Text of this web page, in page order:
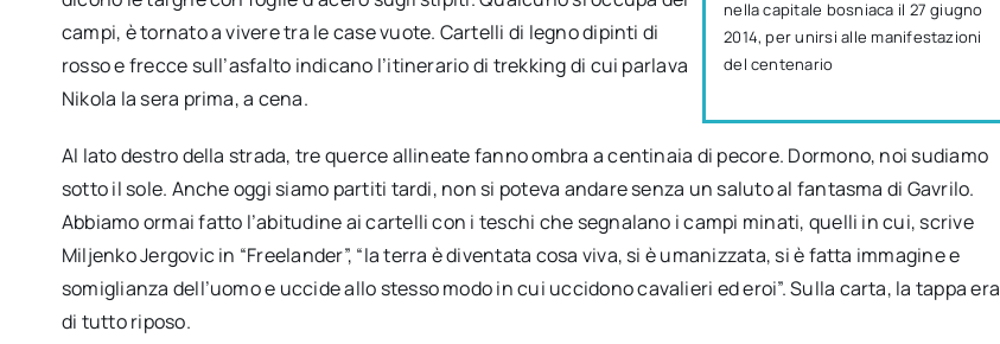
nella capitale bosniaca il 27 giugno
2014, per unirsi alle manifestazioni
del centenario
campi, è tornato a vivere tra le case vuote. Cartelli di legno dipinti di
rosso e frecce sull’asfalto indicano l’itinerario di trekking di cui parlava
Nikola la sera prima, a cena.
Al lato destro della strada, tre querce allineate fanno ombra a centinaia di pecore. Dormono, noi sudiamo
sotto il sole. Anche oggi siamo partiti tardi, non si poteva andare senza un saluto al fantasma di Gavrilo.
Abbiamo ormai fatto l’abitudine ai cartelli con i teschi che segnalano i campi minati, quelli in cui, scrive
Miljenko Jergovic in “Freelander”, “la terra è diventata cosa viva, si è umanizzata, si è fatta immagine e
somiglianza dell’uomo e uccide allo stesso modo in cui uccidono cavalieri ed eroi”. Sulla carta, la tappa era
di tutto riposo.